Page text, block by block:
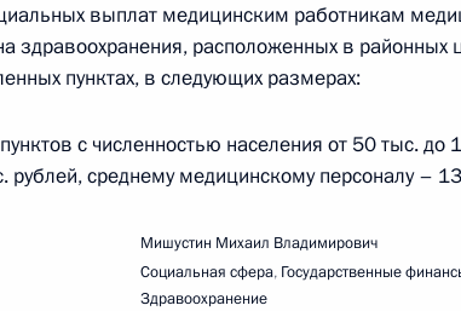
понедельник
8 поручений
года, среда
выплат медицинским работникам
здравоохранения, расположенных в районных
пунктах, в следующих размерах:
с численностью населения от 50 тыс. до
рублей, среднему медицинскому персоналу –
Мишустин Михаил Владимирович
Социальная сфера, Государственные
Здравоохранение